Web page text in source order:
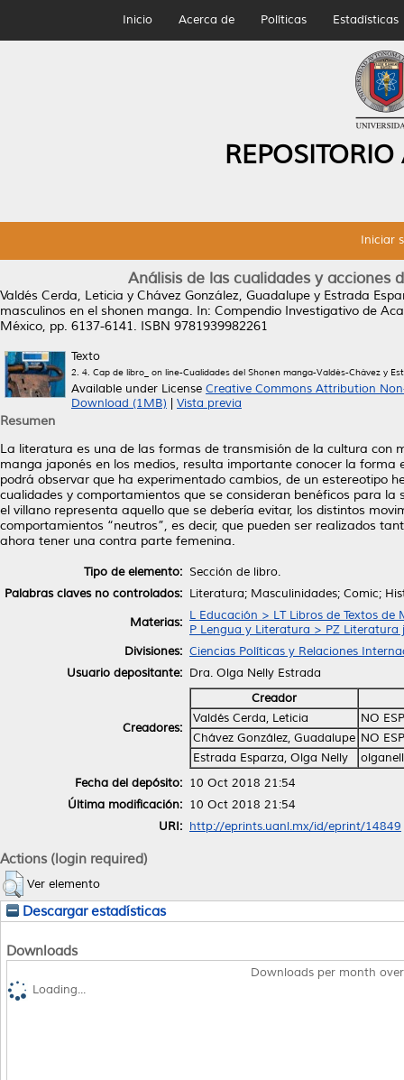
Inicio Acerca de Políticas Estadísticas
Iniciar
Análisis de las cualidades y acciones
Valdés Cerda, Leticia y Chávez González, Guadalupe y Estrada
masculinos en el shonen manga. In: Compendio Investigativo de
México, pp. 6137-6141. ISBN 9781939982261
Texto
2. 4. Cap de libro_ on line-Cualidades del Shonen manga-Valdés-Chávez y
Available under License Creative Commons Attribution
Download (1MB)
Vista previa
Resumen
La literatura es una de las formas de transmisión de la cultura con
manga japonés en los medios, resulta importante conocer la
podrá observar que ha experimentado cambios, de un estereotipo
cualidades y comportamientos que se consideran benéficos para
el villano representa aquello que se debería evitar, los distintos
comportamientos “neutros”, es decir, que pueden ser realizados
ahora tener una contra parte femenina.
Tipo de elemento: Sección de libro.
Palabras claves no controlados: Literatura; Masculinidades; Comic;
Materias: L Educación > LT Libros de Textos de
P Lengua y Literatura > PZ Literatura
Divisiones: Ciencias Políticas y Relaciones
Usuario depositante: Dra. Olga Nelly Estrada
Creadores:
Creador
Valdés Cerda, Leticia
NO
Chávez González, Guadalupe NO
Estrada Esparza, Olga Nelly
Fecha del depósito: 10 Oct 2018 21:54
Última modificación: 10 Oct 2018 21:54
URI: http://eprints.uanl.mx/id/eprint/14849
Actions (login required)
Ver elemento
Descargar estadísticas
Downloads
Downloads per month
Loading...